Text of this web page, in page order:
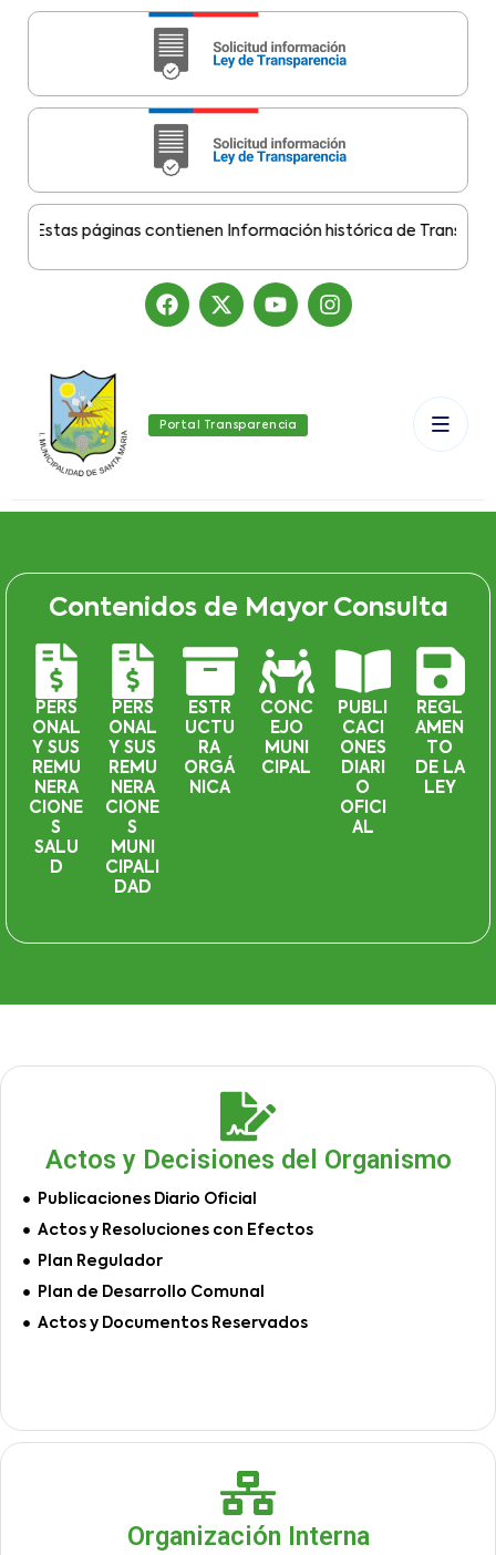
Estas páginas contienen Información histórica de
Portal Transparencia
Contenidos de Mayor Consulta
PERS
ONAL
Y SUS
REMU
NERA
CIONE
S
SALU
D
PERS
ONAL
Y SUS
REMU
NERA
CIONE
S
MUNI
CIPALI
DAD
ESTR
UCTU
RA
ORGÁ
NICA
CONC
EJO
MUNI
CIPAL
PUBLI
CACI
ONES
DIARI
O
OFICI
AL
REGL
AMEN
TO
DE LA
LEY
Actos y Decisiones del Organismo
Publicaciones Diario Oficial
Actos y Resoluciones con Efectos
Plan Regulador
Plan de Desarrollo Comunal
Actos y Documentos Reservados
Organización Interna